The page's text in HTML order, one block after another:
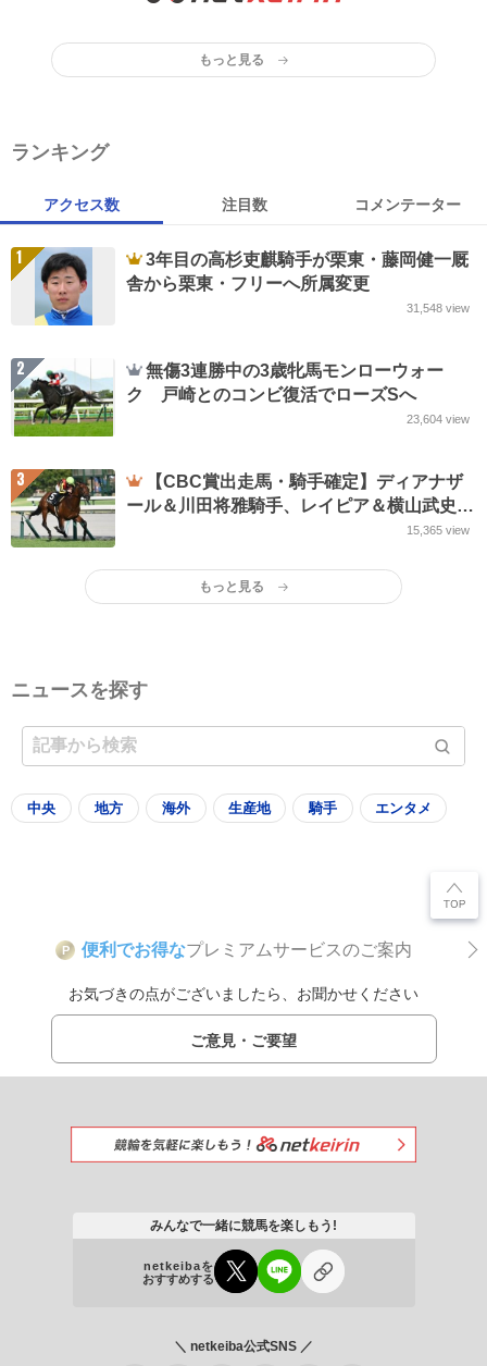
もっと見る
ランキング
アクセス数 注目数 コメンテーター
1
3年目の高杉吏麒騎手が栗東・藤岡健一厩
舎から栗東・フリーへ所属変更
31,548 view
2
無傷3連勝中の3歳牝馬モンローウォー
ク 戸崎とのコンビ復活でローズSへ
23,604 view
3
【CBC賞出走馬・騎手確定】ディアナザ
ール＆川田将雅騎手、レイピア＆横山武史騎
15,365 view
もっと見る
ニュースを探す
中央 地方 海外 生産地 騎手 エンタメ
P 便利でお得なプレミアムサービスのご案内
お気づきの点がございましたら、お聞かせください
ご意見・ご要望
みんなで一緒に競馬を楽しもう!
netkeibaを
おすすめする
＼ netkeiba公式SNS ／